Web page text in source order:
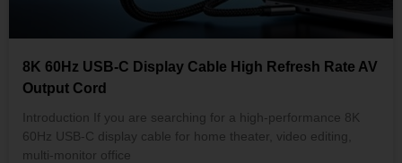
8K 60Hz USB-C Display Cable High Refresh Rate AV
Output Cord
Introduction If you are searching for a high-performance 8K
60Hz USB-C display cable for home theater, video editing,
multi-monitor office